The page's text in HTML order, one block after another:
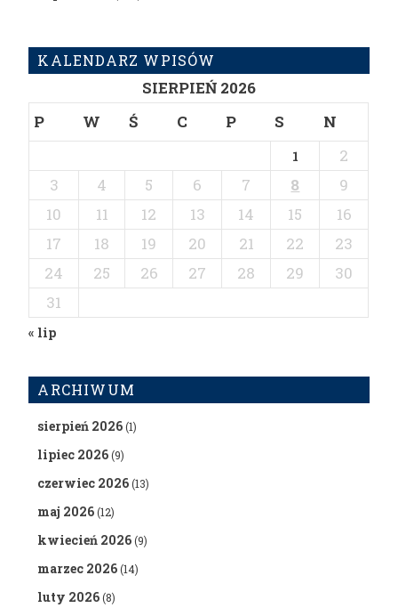
KALENDARZ WPISÓW
SIERPIEŃ 2026
P
W Ś C P S N
1
2
3
4 5 6 7 8
9
10
11 12 13 14 15
16
17
18 19 20 21 22
23
24
25 26 27 28 29
30
31
« lip
ARCHIWUM
sierpień 2026(1)
lipiec 2026(9)
czerwiec 2026(13)
maj 2026(12)
kwiecień 2026(9)
marzec 2026(14)
luty 2026(8)